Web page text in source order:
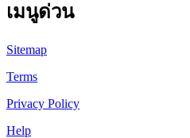
เมนูด่วน
Sitemap
Terms
Privacy Policy
Help